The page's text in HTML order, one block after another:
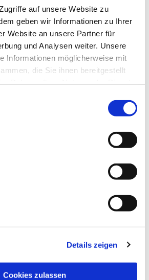
auf unsere Website zu
geben wir Informationen zu Ihrer
Website an unsere Partner für
und Analysen weiter. Unsere
Informationen möglicherweise mit
die Sie ihnen bereitgestellt
Details zeigen
Cookies zulassen
um einen Text zu
zu verfassen. Diese wird
Veranstaltung auf Ihrer